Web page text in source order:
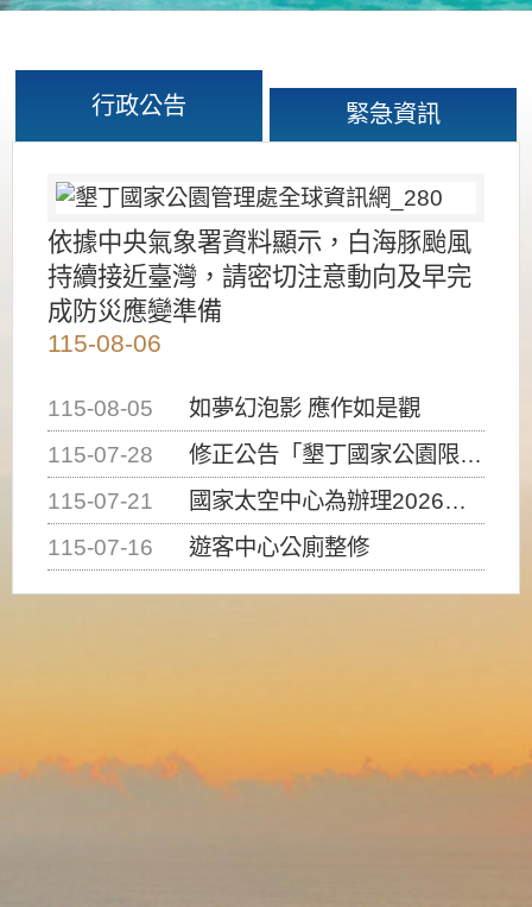
行政公告 緊急資訊
依據中央氣象署資料顯示，白海豚颱風
持續接近臺灣，請密切注意動向及早完
成防災應變準備
115-08-06
115-08-05
如夢幻泡影 應作如是觀
115-07-28
修正公告「墾丁國家公園限制水域遊憩活動之種類、範圍、時間及行為」，自即日生效。
115-07-21
國家太空中心為辦理2026台灣盃火箭競賽，陸、海、空域警戒及協調相關事宜，因颱風備案事宜
115-07-16
遊客中心公廁整修